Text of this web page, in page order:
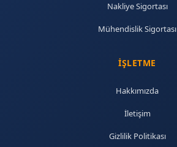
Nakliye Sigortası
Mühendislik Sigortası
İŞLETME
Hakkımızda
İletişim
Gizlilik Politikası